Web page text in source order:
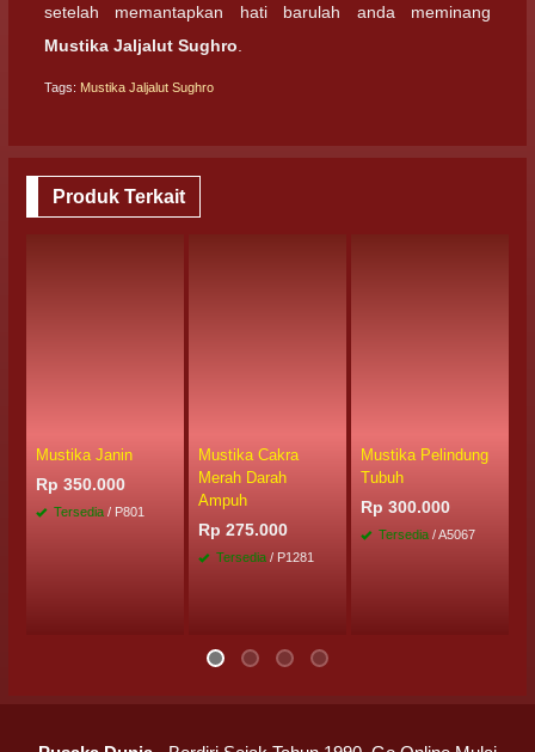
setelah memantapkan hati barulah anda meminang
Mustika Jaljalut Sughro
Tags: Mustika Jaljalut Sughro
Produk Terkait
Mustika Janin
Rp 350.000
Tersedia / P801
Mustika Cakra
Merah Darah
Ampuh
Rp 275.000
Tersedia / P1281
Mustika Pelindung
Tubuh
Rp 300.000
Tersedia / A5067